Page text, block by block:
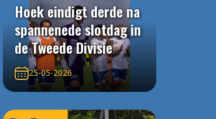
Hoek eindigt derde na
spannenede slotdag in
de Tweede Divisie
25-05-2026